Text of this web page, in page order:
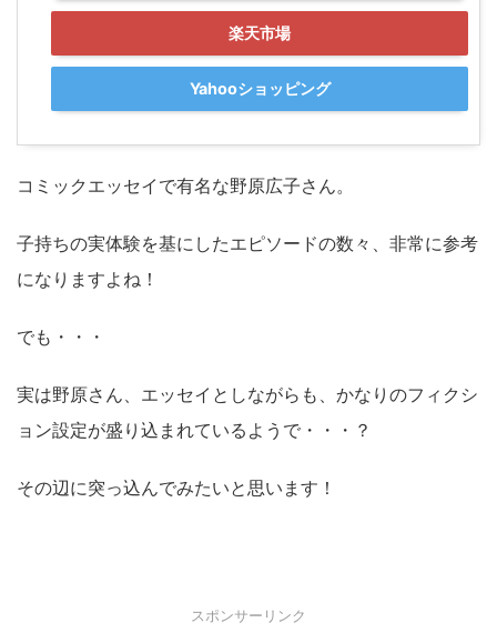
楽天市場
Yahooショッピング
コミックエッセイで有名な野原広子さん。
子持ちの実体験を基にしたエピソードの数々、非常に参考
になりますよね！
でも・・・
実は野原さん、エッセイとしながらも、かなりのフィクシ
ョン設定が盛り込まれているようで・・・？
その辺に突っ込んでみたいと思います！
スポンサーリンク